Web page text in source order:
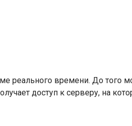
реального времени. До того
доступ к серверу, на